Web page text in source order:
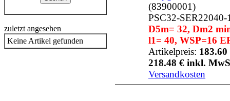
zuletzt angesehen
Keine Artikel gefunden
(83900001)
PSC32-SER22040-
D5m= 32, Dm2
l1= 40, WSP=16
Artikelpreis:
218.48 € inkl.
Versandkosten